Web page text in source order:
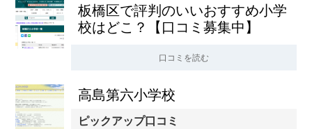
板橋区で評判のいいおすすめ小学
校はどこ？【口コミ募集中】
口コミを読む
高島第六小学校
ピックアップ口コミ